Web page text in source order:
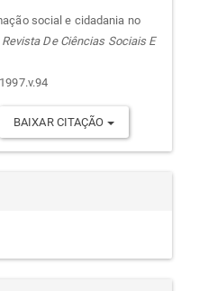
social e cidadania no
Revista De Ciências Sociais E
BAIXAR CITAÇÃO